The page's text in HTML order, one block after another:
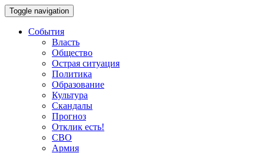
Toggle navigation
События
Власть
Общество
Острая ситуация
Политика
Образование
Культура
Скандалы
Прогноз
Отклик есть!
СВО
Армия